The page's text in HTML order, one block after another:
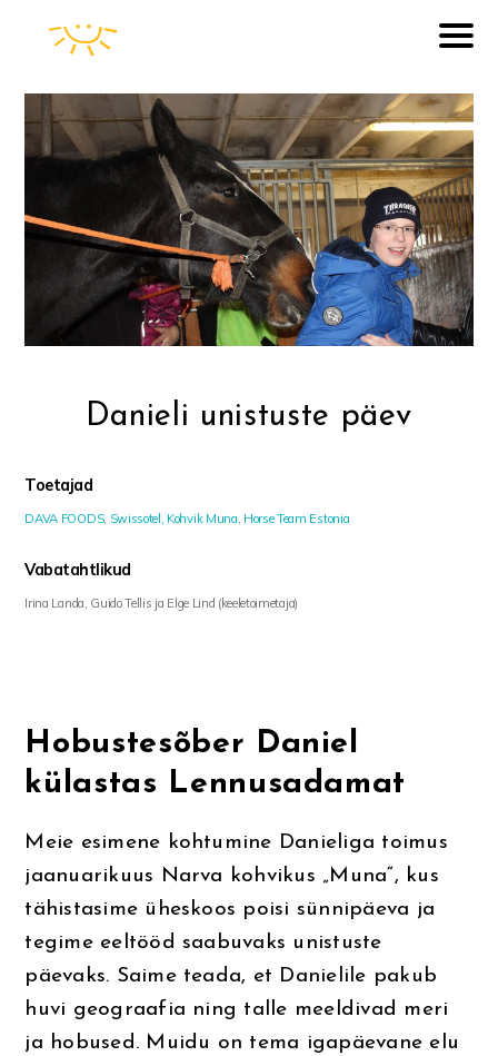
Danieli unistuste päev
Toetajad
DAVA FOODS, Swissotel, Kohvik Muna, Horse Team Estonia
Vabatahtlikud
Irina Landa, Guido Tellis ja Elge Lind (keeletoimetaja)
Hobustesõber Daniel
külastas Lennusadamat
Meie esimene kohtumine Danieliga toimus
jaanuarikuus Narva kohvikus „Muna“, kus
tähistasime üheskoos poisi sünnipäeva ja
tegime eeltööd saabuvaks unistuste
päevaks. Saime teada, et Danielile pakub
huvi geograafia ning talle meeldivad meri
ja hobused. Muidu on tema igapäevane elu